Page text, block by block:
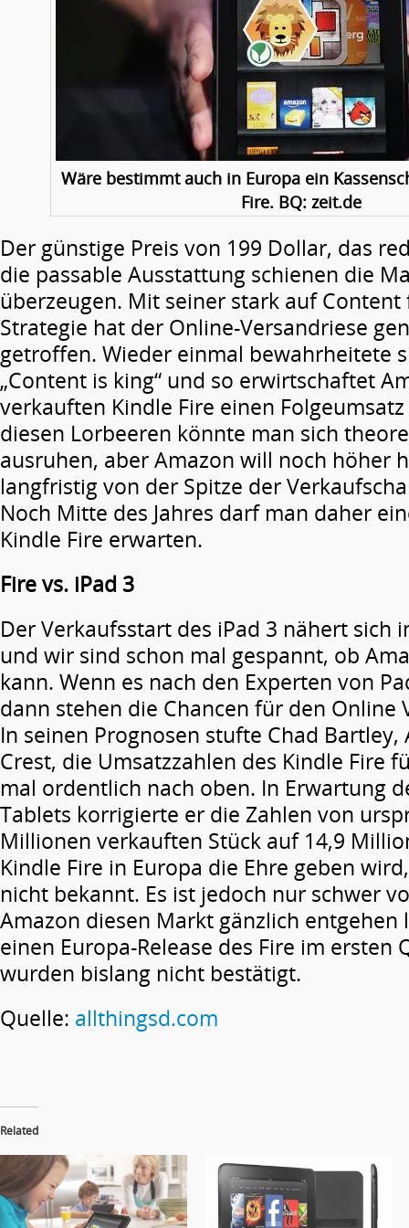
Wäre bestimmt auch in Europa ein
Fire. BQ: zeit.de
Der günstige Preis von 199 Dollar, das
die passable Ausstattung schienen die
überzeugen. Mit seiner stark auf
Strategie hat der Online-Versandriese
getroffen. Wieder einmal bewahrheitete
„Content is king“ und so erwirtschaftet
verkauften Kindle Fire einen
diesen Lorbeeren könnte man sich
ausruhen, aber Amazon will noch höher
langfristig von der Spitze der
Noch Mitte des Jahres darf man daher
Kindle Fire erwarten.
Fire vs. iPad 3
Der Verkaufsstart des iPad 3 nähert sich
und wir sind schon mal gespannt, ob
kann. Wenn es nach den Experten von
dann stehen die Chancen für den Online
In seinen Prognosen stufte Chad Bartley,
Crest, die Umsatzzahlen des Kindle Fire
mal ordentlich nach oben. In Erwartung
Tablets korrigierte er die Zahlen von
Millionen verkauften Stück auf 14,9
Kindle Fire in Europa die Ehre geben
nicht bekannt. Es ist jedoch nur schwer
Amazon diesen Markt gänzlich entgehen
einen Europa-Release des Fire im ersten
wurden bislang nicht bestätigt.
Quelle: allthingsd.com
Related